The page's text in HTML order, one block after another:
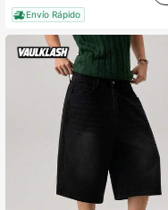
Envío Rápido